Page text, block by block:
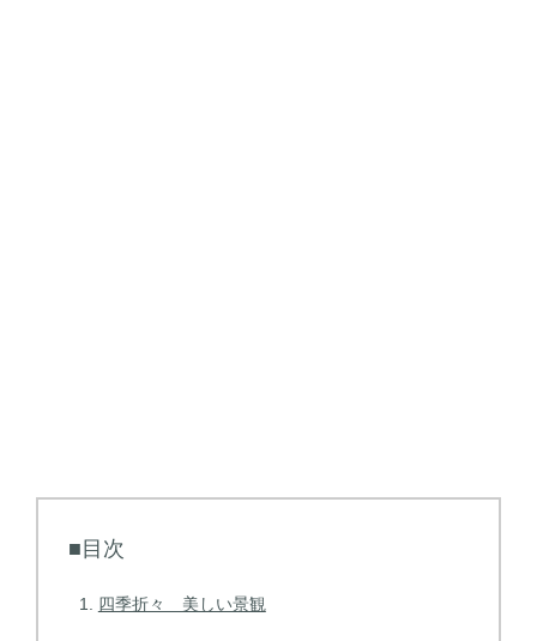
■目次
四季折々 美しい景観